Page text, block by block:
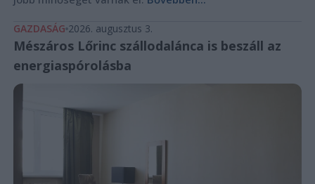
GAZDASÁG 2026. augusztus 3.
Mészáros Lőrinc szállodalánca is beszáll az
energiaspórolásba